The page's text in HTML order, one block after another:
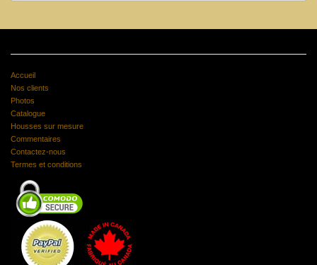
Accueil
Nos clients
Photos
Catalogue
Housses sur mesure
Commentaires
Contactez-nous
Termes et conditions